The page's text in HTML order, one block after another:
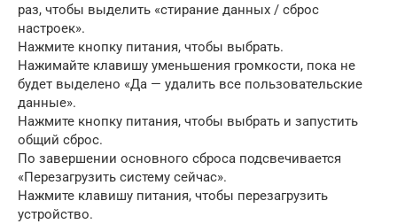
раз, чтобы выделить «стирание данных / сброс
настроек».
Нажмите кнопку питания, чтобы выбрать.
Нажимайте клавишу уменьшения громкости, пока не
будет выделено «Да — удалить все пользовательские
данные».
Нажмите кнопку питания, чтобы выбрать и запустить
общий сброс.
По завершении основного сброса подсвечивается
«Перезагрузить систему сейчас».
Нажмите клавишу питания, чтобы перезагрузить
устройство.